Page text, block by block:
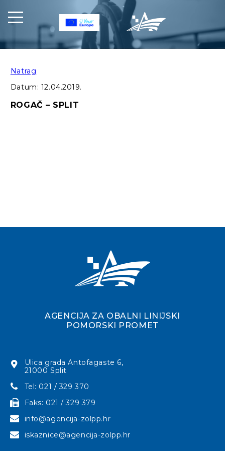
Natrag
Datum: 12.04.2019.
ROGAČ – SPLIT
AGENCIJA ZA OBALNI LINIJSKI
POMORSKI PROMET
Ulica grada Antofagaste 6,
21000 Split
Tel: 021 / 329 370
Faks: 021 / 329 379
info@agencija-zolpp.hr
iskaznice@agencija-zolpp.hr